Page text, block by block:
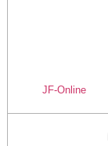
JF-Online